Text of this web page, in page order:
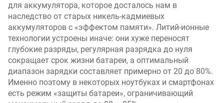
для аккумулятора, которое досталось нам в
наследство от старых никель-кадмиевых
аккумуляторов с «эффектом памяти». Литий-ионные
технологии устроены иначе: они хуже переносят
глубокие разряды, регулярная разрядка до нуля
сокращает срок жизни батареи, а оптимальный
диапазон зарядки составляет примерно от 20 до 80%.
Именно поэтому в некоторых ноутбуках и смартфонах
есть режим «защиты батареи», ограничивающий